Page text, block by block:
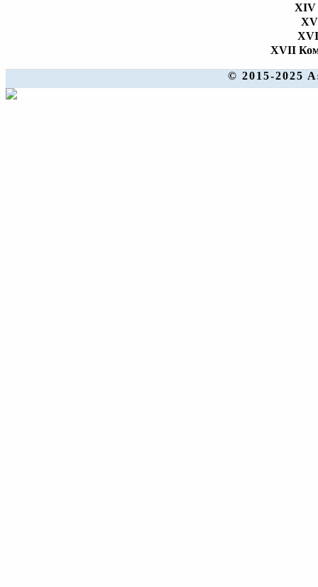
XIV
XVI
XVII
© 2015-2025